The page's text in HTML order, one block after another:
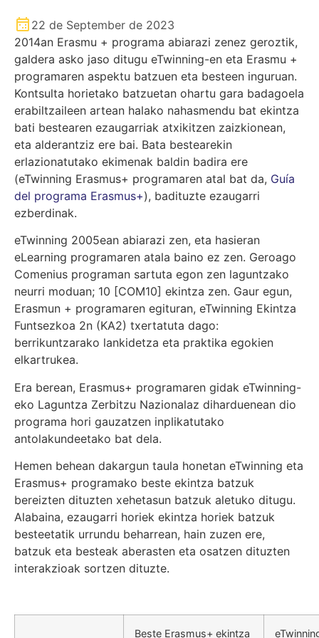
22 de September de 2023
2014an Erasmu + programa abiarazi zenez geroztik,
galdera asko jaso ditugu eTwinning-en eta Erasmu +
programaren aspektu batzuen eta besteen inguruan.
Kontsulta horietako batzuetan ohartu gara badagoela
erabiltzaileen artean halako nahasmendu bat ekintza
bati bestearen ezaugarriak atxikitzen zaizkionean,
eta alderantziz ere bai. Bata bestearekin
erlazionatutako ekimenak baldin badira ere
(eTwinning Erasmus+ programaren atal bat da, Guía
del programa Erasmus+), badituzte ezaugarri
ezberdinak.
eTwinning 2005ean abiarazi zen, eta hasieran
eLearning programaren atala baino ez zen. Geroago
Comenius programan sartuta egon zen laguntzako
neurri moduan; 10 [COM10] ekintza zen. Gaur egun,
Erasmun + programaren egituran, eTwinning Ekintza
Funtsezkoa 2n (KA2) txertatuta dago:
berrikuntzarako lankidetza eta praktika egokien
elkartrukea.
Era berean, Erasmus+ programaren gidak eTwinning-
eko Laguntza Zerbitzu Nazionalaz diharduenean dio
programa hori gauzatzen inplikatutako
antolakundeetako bat dela.
Hemen behean dakargun taula honetan eTwinning eta
Erasmus+ programako beste ekintza batzuk
bereizten dituzten xehetasun batzuk aletuko ditugu.
Alabaina, ezaugarri horiek ekintza horiek batzuk
besteetatik urrundu beharrean, hain zuzen ere,
batzuk eta besteak aberasten eta osatzen dituzten
interakzioak sortzen dituzte.
Beste Erasmus+ ekintza